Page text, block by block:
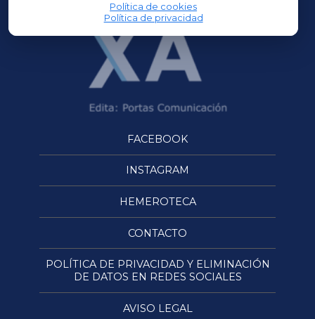
Política de cookies
Política de privacidad
FACEBOOK
INSTAGRAM
HEMEROTECA
CONTACTO
POLÍTICA DE PRIVACIDAD Y ELIMINACIÓN
DE DATOS EN REDES SOCIALES
AVISO LEGAL